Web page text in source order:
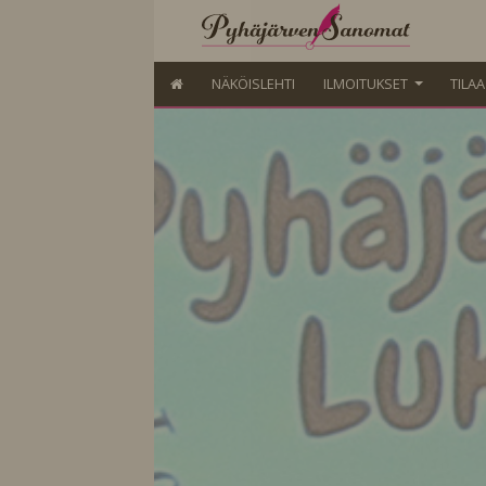
NÄKÖISLEHTI ILMOITUKSET